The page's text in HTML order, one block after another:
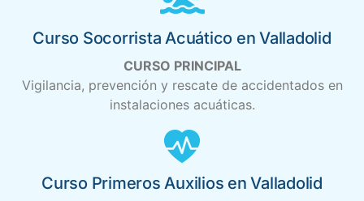
Curso Socorrista Acuático en Valladolid
CURSO PRINCIPAL
Vigilancia, prevención y rescate de accidentados en
instalaciones acuáticas.
Curso Primeros Auxilios en Valladolid